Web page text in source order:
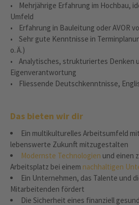
• Mehrjährige Erfahrung im Hochbau,
Umfeld
• Erfahrung in Bauleitung oder AVOR
• Sehr gute Kenntnisse in
o. Ä.)
• Analytisches, strukturiertes Denken
Eigenverantwortung
• Fliessende Deutschkenntnisse,
Das bieten wir dir
Ein multikulturelles Arbeitsumfeld
lebenswerte Zukunft mitzugestalten
Modernste Technologien und einen
Arbeitsplatz bei einem nachhaltigen
Ein Unternehmen, das Talente und
Mitarbeitenden fördert
Die Sicherheit eines finanziell